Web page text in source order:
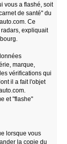
vous a flashé, soit
de santé" du
Ce
expliquait
marque,
vérifications qui
il a fait l'objet
et "flashe"
lorsque vous
la copie du